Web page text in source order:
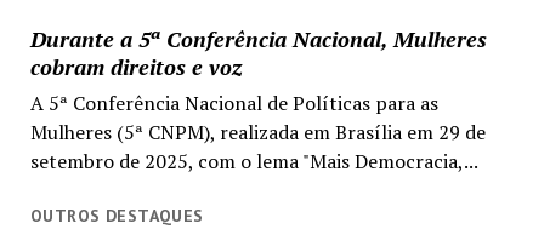
Durante a 5ª Conferência Nacional, Mulheres
cobram direitos e voz
A 5ª Conferência Nacional de Políticas para as
Mulheres (5ª CNPM), realizada em Brasília em 29 de
setembro de 2025, com o lema "Mais Democracia,...
OUTROS DESTAQUES